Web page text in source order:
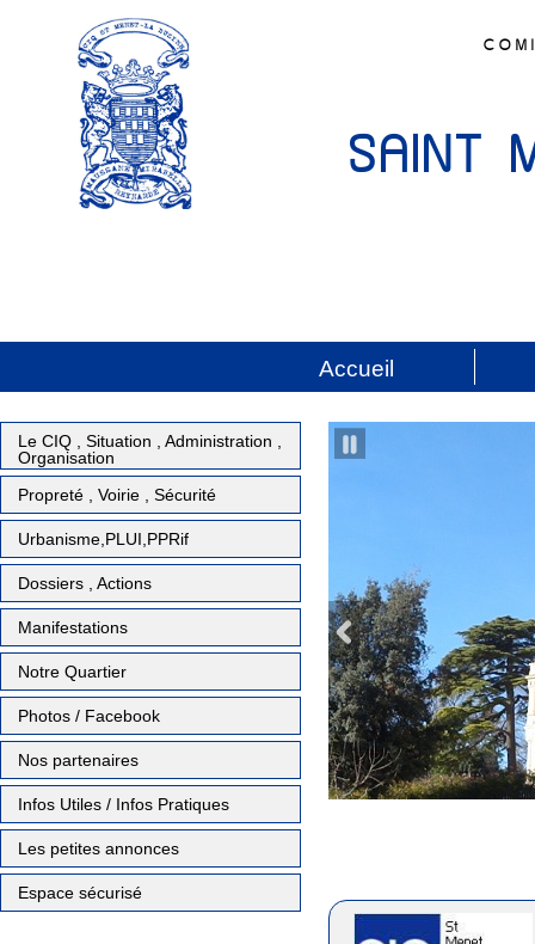
SAINT
Accueil
Le CIQ , Situation , Administration ,
Organisation
Propreté , Voirie , Sécurité
Urbanisme,PLUI,PPRif
Dossiers , Actions
Manifestations
Notre Quartier
Photos / Facebook
Nos partenaires
Infos Utiles / Infos Pratiques
Les petites annonces
Espace sécurisé